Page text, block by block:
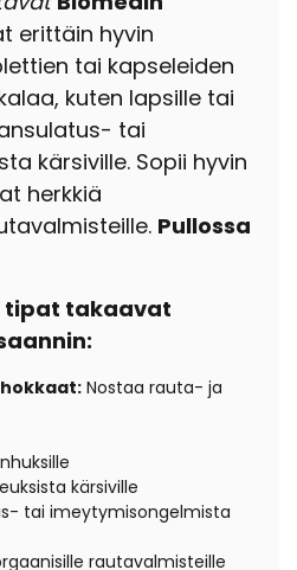
erittäin hyvin
tai kapseleiden
kuten lapsille tai
tai
kärsiville. Sopii hyvin
herkkiä
Pullossa
tipat takaavat
Nostaa rauta- ja
kärsiville
tai imeytymisongelmista
rautavalmisteille